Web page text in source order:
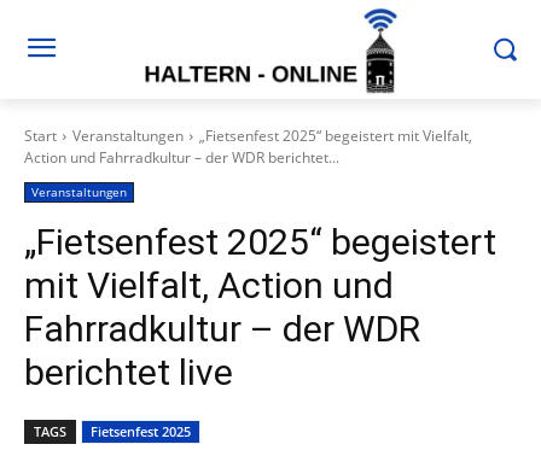
Start Veranstaltungen
„Fietsenfest 2025“ begeistert mit Vielfalt,
Action und Fahrradkultur – der WDR berichtet...
Veranstaltungen
„Fietsenfest 2025“ begeistert
mit Vielfalt, Action und
Fahrradkultur – der WDR
berichtet live
TAGS Fietsenfest 2025